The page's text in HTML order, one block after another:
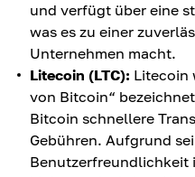
und verfügt über eine
was es zu einer
Unternehmen macht.
Litecoin (LTC): Litecoin
von Bitcoin“
Bitcoin schnellere
Gebühren. Aufgrund
Benutzerfreundlichkeit